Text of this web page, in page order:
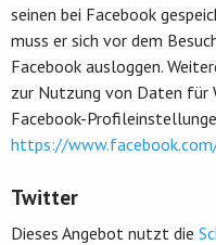
seinen bei Facebook
muss er sich vor dem
Facebook ausloggen.
zur Nutzung von Daten für
Facebook-
https://
Twitter
Dieses Angebot nutzt die